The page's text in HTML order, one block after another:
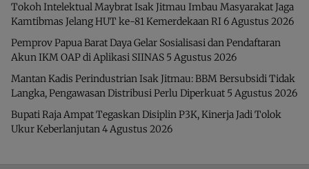
Tokoh Intelektual Maybrat Isak Jitmau Imbau Masyarakat Jaga
Kamtibmas Jelang HUT ke-81 Kemerdekaan RI6 Agustus 2026
Pemprov Papua Barat Daya Gelar Sosialisasi dan Pendaftaran
Akun IKM OAP di Aplikasi SIINAS 5 Agustus 2026
Mantan Kadis Perindustrian Isak Jitmau: BBM Bersubsidi Tidak
Langka, Pengawasan Distribusi Perlu Diperkuat 5 Agustus 2026
Bupati Raja Ampat Tegaskan Disiplin P3K, Kinerja Jadi Tolok
Ukur Keberlanjutan4 Agustus 2026